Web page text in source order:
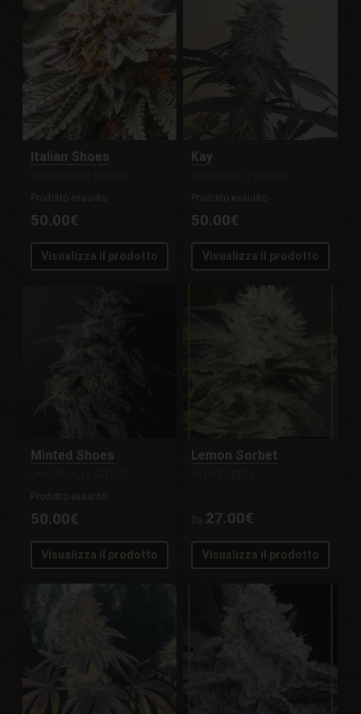
Italian Shoes
Prodotto esaurito
50.00€
Visualizza il prodotto
Kay
Prodotto esaurito
50.00€
Visualizza il prodotto
Minted Shoes
Prodotto esaurito
50.00€
Visualizza il prodotto
Lemon Sorbet
27.00€
Visualizza il prodotto